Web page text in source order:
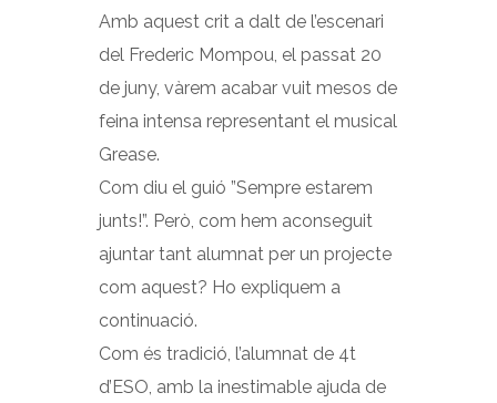
Amb aquest crit a dalt de l’escenari
del Frederic Mompou, el passat 20
de juny, vàrem acabar vuit mesos de
feina intensa representant el musical
Grease.
Com diu el guió ”Sempre estarem
junts!”. Però, com hem aconseguit
ajuntar tant alumnat per un projecte
com aquest? Ho expliquem a
continuació.
Com és tradició, l’alumnat de 4t
d’ESO, amb la inestimable ajuda de